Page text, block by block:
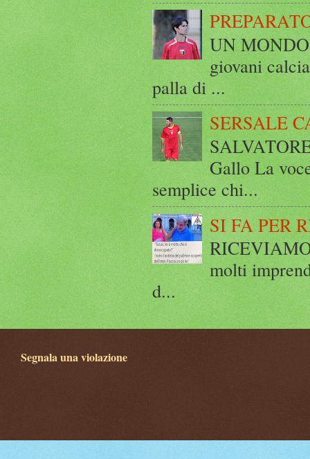
UN
giovani
palla di ...
SERSALE
Gallo La
semplice chi...
SI FA PER
molti
d...
Segnala una violazione